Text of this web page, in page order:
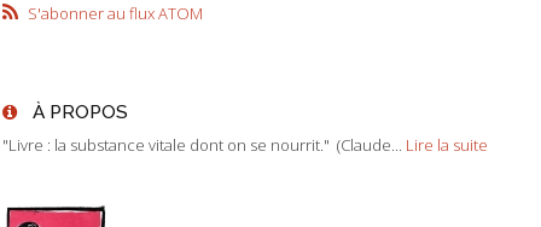
S'abonner au flux ATOM
À PROPOS
"Livre : la substance vitale dont on se nourrit." (Claude... Lire la suite